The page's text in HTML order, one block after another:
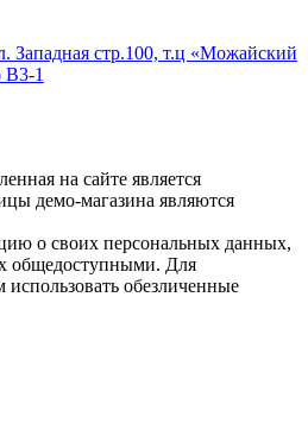
Западная стр.100, т.ц «Можайский
B3-1
на сайте является
демо-магазина являются
о своих персональных данных,
общедоступными. Для
использовать обезличенные